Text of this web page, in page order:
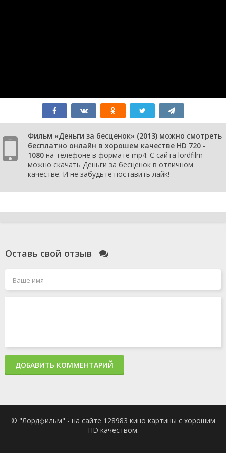
Фильм «Деньги за бесценок» (2013) можно смотреть
бесплатно онлайн в хорошем качестве HD 720 -
1080 на телефоне в формате mp4. С сайта lordfilm
можно скачать Деньги за бесценок в отличном
качестве. И не забудьте поставить лайк!
Оставь свой отзыв
ДОБАВИТЬ КОММЕНТАРИЙ
© "Лордфильм" - на сайте 128983 кино картины с хорошим
HD качеством.